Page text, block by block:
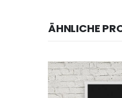
ÄHNLICHE